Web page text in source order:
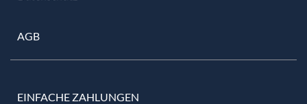
AGB
EINFACHE ZAHLUNGEN